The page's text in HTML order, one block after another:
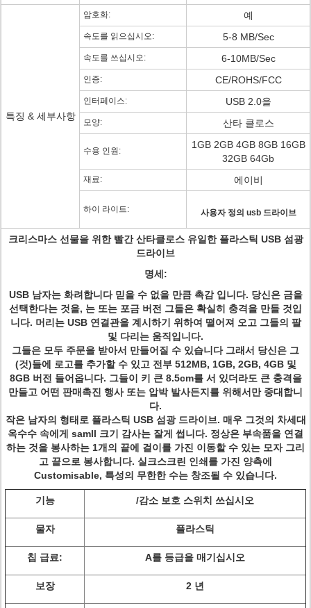
특징 & 세부사항
암호화: 예
속도를 읽으십시오: 5-8 MB/Sec
속도를 쓰십시오: 6-10MB/Sec
인증: CE/ROHS/FCC
인터페이스: USB 2.0을
모양: 산타 클로스
수용 인원:
1GB 2GB 4GB 8GB 16GB
32GB 64Gb
재료: 에이비
하이 라이트: 사용자 정의 usb 드라이브
크리스마스 선물을 위한 빨간 산타클로스 유일한 플라스틱 USB 섬광
드라이브
명세:
USB 남자는 화려합니다 믿을 수 없을 만큼 촉감 입니다. 당신은 금을
선택한다는 것을, 는 또는 포금 버전 그들은 확실히 충격을 만들 것입
니다. 머리는 USB 연결관을 계시하기 위하여 떨어져 오고 그들의 팔
및 다리는 움직입니다.
그들은 모두 주문을 받아서 만들어질 수 있습니다 그래서 당신은 그
(것)들에 로고를 추가할 수 있고 전부 512MB, 1GB, 2GB, 4GB 및
8GB 버전 들어옵니다. 그들이 키 큰 8.5cm를 서 있더라도 큰 충격을
만들고 어떤 판매촉진 행사 또는 압박 발사든지를 위해서만 중대합니
다.
작은 남자의 형태로 플라스틱 USB 섬광 드라이브. 매우 그것의 차세대
옥수수 속에게 samll 크기 감사는 잘게 썹니다. 정상은 부속품을 연결
하는 것을 봉사하는 1개의 끝에 걸이를 가진 이동할 수 있는 모자 그리
고 끝으로 봉사합니다. 실크스크린 인쇄를 가진 양측에
Customisable, 특성의 무한한 수는 창조될 수 있습니다.
기능 /감소 보호 스위치 쓰십시오
물자 플라스틱
칩 급료: A를 등급을 매기십시오
보장 2 년